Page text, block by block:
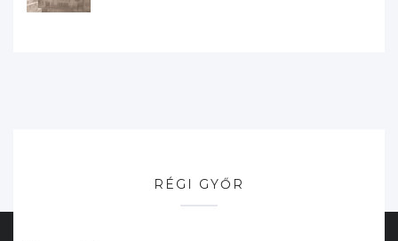
RÉGI GYŐR